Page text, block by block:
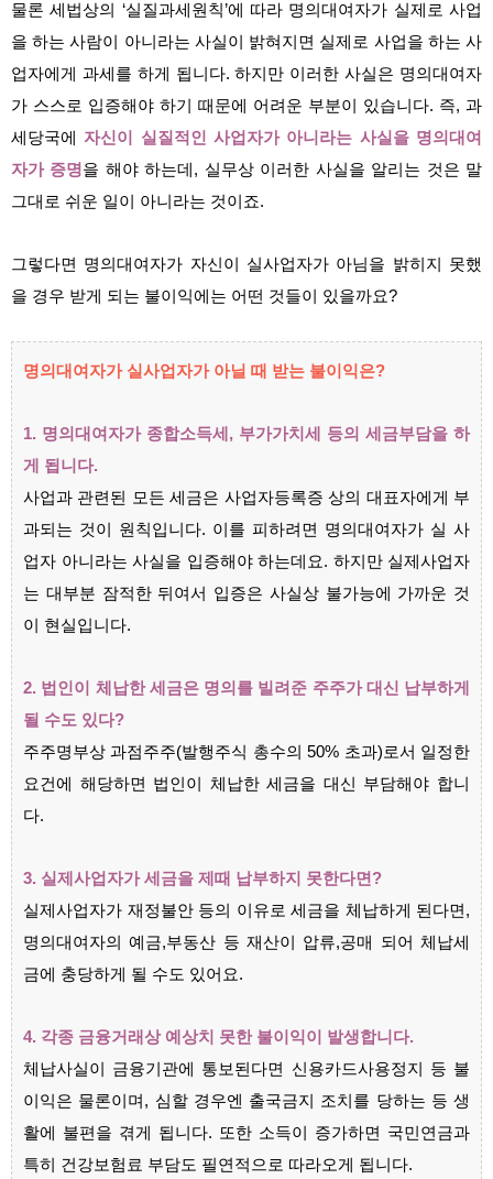
물론 세법상의 ‘실질과세원칙’에 따라 명의대여자가 실제로 사업
을 하는 사람이 아니라는 사실이 밝혀지면 실제로 사업을 하는 사
업자에게 과세를 하게 됩니다. 하지만 이러한 사실은 명의대여자
가 스스로 입증해야 하기 때문에 어려운 부분이 있습니다. 즉, 과
세당국에
자신이 실질적인 사업자가 아니라는 사실을 명의대여
자가 증명을 해야 하는데, 실무상 이러한 사실을 알리는 것은 말
그대로 쉬운 일이 아니라는 것이죠.
그렇다면 명의대여자가 자신이 실사업자가 아님을 밝히지 못했
을 경우 받게 되는 불이익에는 어떤 것들이 있을까요?
명의대여자가 실사업자가 아닐 때 받는 불이익은?
1. 명의대여자가 종합소득세, 부가가치세 등의 세금부담을 하
게 됩니다.
사업과 관련된 모든 세금은 사업자등록증 상의 대표자에게 부
과되는 것이 원칙입니다. 이를 피하려면 명의대여자가 실 사
업자 아니라는 사실을 입증해야 하는데요. 하지만 실제사업자
는 대부분 잠적한 뒤여서 입증은 사실상 불가능에 가까운 것
이 현실입니다.
2. 법인이 체납한 세금은 명의를 빌려준 주주가 대신 납부하게
될 수도 있다?
주주명부상 과점주주(발행주식 총수의 50% 초과)로서 일정한
요건에 해당하면 법인이 체납한 세금을 대신 부담해야 합니
다.
3. 실제사업자가 세금을 제때 납부하지 못한다면?
실제사업자가 재정불안 등의 이유로 세금을 체납하게 된다면,
명의대여자의 예금,부동산 등 재산이 압류,공매 되어 체납세
금에 충당하게 될 수도 있어요.
4. 각종 금융거래상 예상치 못한 불이익이 발생합니다.
체납사실이 금융기관에 통보된다면 신용카드사용정지 등 불
이익은 물론이며, 심할 경우엔 출국금지 조치를 당하는 등 생
활에 불편을 겪게 됩니다. 또한 소득이 증가하면 국민연금과
특히 건강보험료 부담도 필연적으로 따라오게 됩니다.